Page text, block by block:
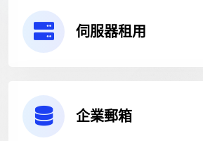
伺服器租用
企業郵箱